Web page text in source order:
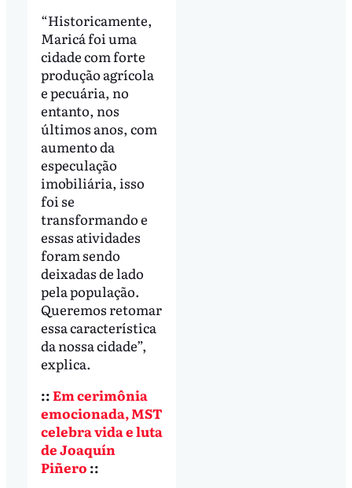
“Historicamente,
Maricá foi uma
cidade com forte
produção agrícola
e pecuária, no
entanto, nos
últimos anos, com
aumento da
especulação
imobiliária, isso
foi se
transformando e
essas atividades
foram sendo
deixadas de lado
pela população.
Queremos retomar
essa característica
da nossa cidade”,
explica.
::Em cerimônia
emocionada, MST
celebra vida e luta
de Joaquín
Piñero ::